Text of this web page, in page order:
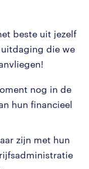
beste uit jezelf
die we
nog in de
hun financieel
zijn met hun